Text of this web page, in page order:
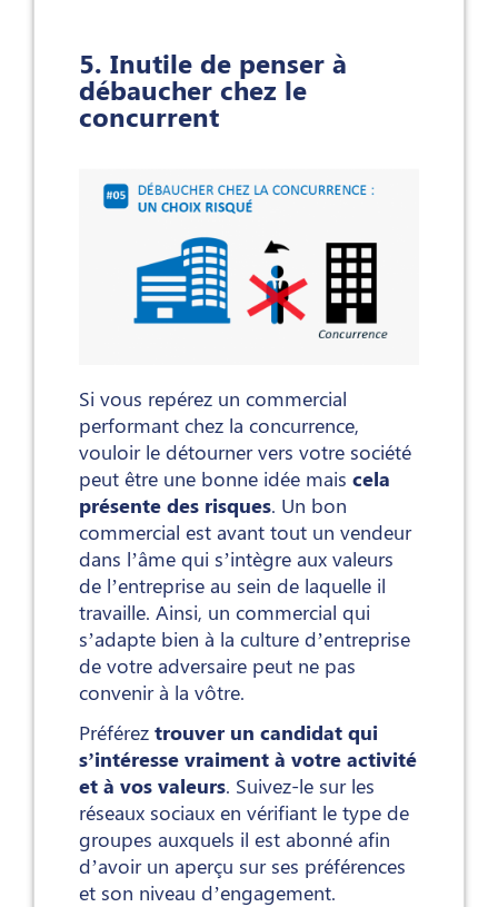
5. Inutile de penser à
débaucher chez le
concurrent
Si vous repérez un commercial
performant chez la concurrence,
vouloir le détourner vers votre société
peut être une bonne idée mais cela
présente des risques. Un bon
commercial est avant tout un vendeur
dans l’âme qui s’intègre aux valeurs
de l’entreprise au sein de laquelle il
travaille. Ainsi, un commercial qui
s’adapte bien à la culture d’entreprise
de votre adversaire peut ne pas
convenir à la vôtre.
Préférez trouver un candidat qui
s’intéresse vraiment à votre activité
et à vos valeurs. Suivez-le sur les
réseaux sociaux en vérifiant le type de
groupes auxquels il est abonné afin
d’avoir un aperçu sur ses préférences
et son niveau d’engagement.